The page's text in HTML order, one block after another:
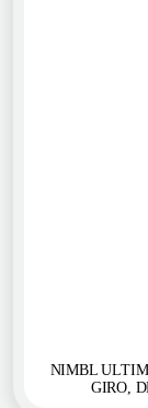
NIMBL
GIRO,